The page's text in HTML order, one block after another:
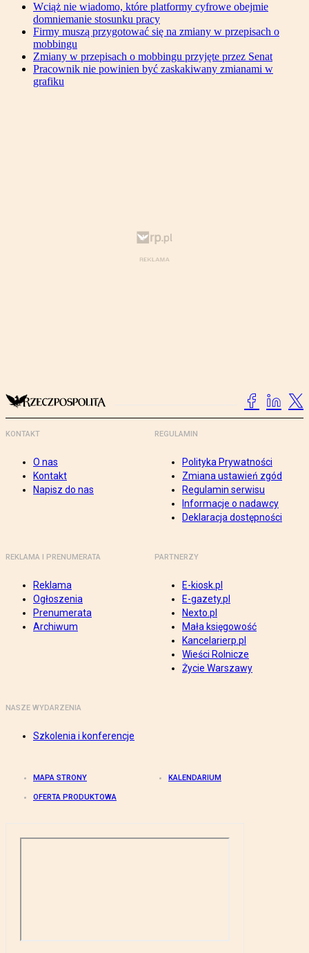
Wciąż nie wiadomo, które platformy cyfrowe obejmie
domniemanie stosunku pracy
Firmy muszą przygotować się na zmiany w przepisach o
mobbingu
Zmiany w przepisach o mobbingu przyjęte przez Senat
Pracownik nie powinien być zaskakiwany zmianami w
grafiku
KONTAKT
O nas
Kontakt
Napisz do nas
REGULAMIN
Polityka Prywatności
Zmiana ustawień zgód
Regulamin serwisu
Informacje o nadawcy
Deklaracja dostępności
REKLAMA I PRENUMERATA
Reklama
Ogłoszenia
Prenumerata
Archiwum
PARTNERZY
E-kiosk.pl
E-gazety.pl
Nexto.pl
Mała księgowość
Kancelarierp.pl
Wieści Rolnicze
Życie Warszawy
NASZE WYDARZENIA
Szkolenia i konferencje
MAPA STRONY KALENDARIUM
OFERTA PRODUKTOWA